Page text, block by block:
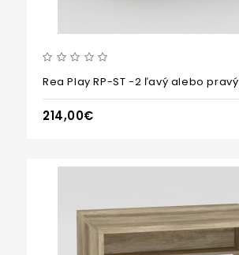
Rea Play RP-ST -2 ľavý alebo pravý
214,00€